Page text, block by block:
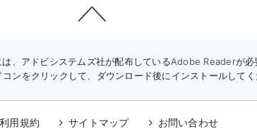
は、アドビシステムズ社が配布しているAdobe Readerが
ンをクリックして、ダウンロード後にインストールしてく
用規約 サイトマップ お問い合わせ